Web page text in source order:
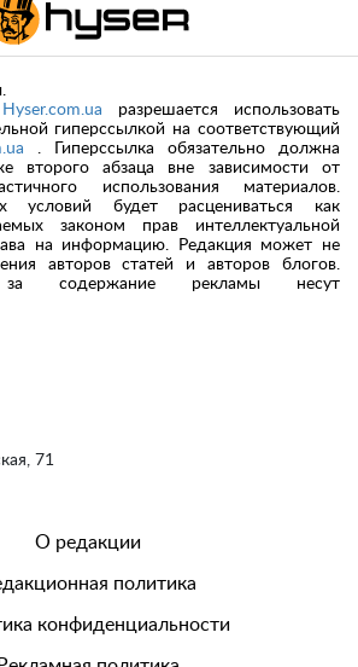
71
Hyser.com.ua разрешается использовать
гиперссылкой на соответствующий
. Гиперссылка обязательно должна
второго абзаца вне зависимости от
использования материалов.
условий будет расцениваться как
законом прав интеллектуальной
на информацию. Редакция может не
авторов статей и авторов блогов.
за содержание рекламы несут
О редакции
политика
конфиденциальности